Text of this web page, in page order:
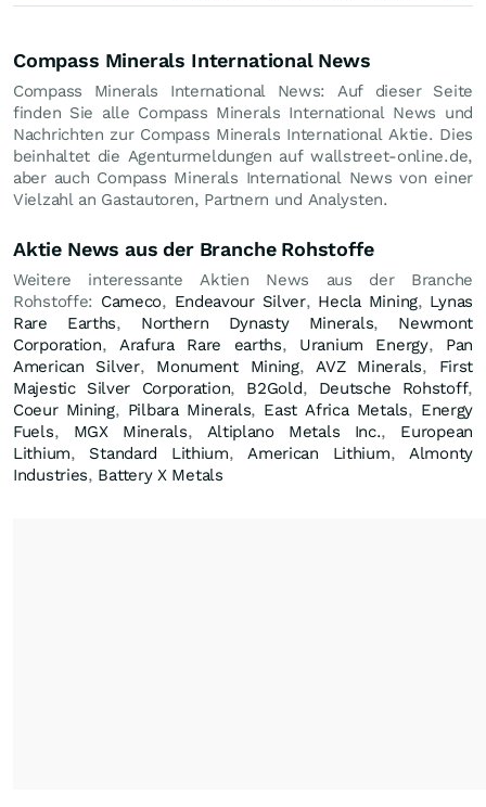
Compass Minerals International News
Compass Minerals International News: Auf dieser Seite
finden Sie alle Compass Minerals International News und
Nachrichten zur Compass Minerals International Aktie. Dies
beinhaltet die Agenturmeldungen auf wallstreet-online.de,
aber auch Compass Minerals International News von einer
Vielzahl an Gastautoren, Partnern und Analysten.
Aktie News aus der Branche Rohstoffe
Weitere interessante Aktien News aus der Branche
Rohstoffe: Cameco, Endeavour Silver, Hecla Mining, Lynas
Rare Earths, Northern Dynasty Minerals, Newmont
Corporation, Arafura Rare earths, Uranium Energy, Pan
American Silver, Monument Mining,AVZ Minerals, First
Majestic Silver Corporation, B2Gold, Deutsche Rohstoff,
Coeur Mining, Pilbara Minerals, East Africa Metals, Energy
Fuels, MGX Minerals, Altiplano Metals Inc., European
Lithium, Standard Lithium,American Lithium,Almonty
Industries, Battery X Metals